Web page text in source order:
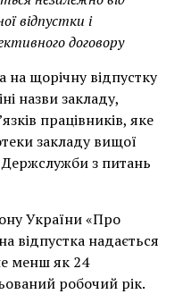
відпустки і
договору
щорічну відпустку
назви закладу,
працівників, яке
закладу вищої
Держслужби з питань
України «Про
відпустка надається
менш як 24
робочий рік.